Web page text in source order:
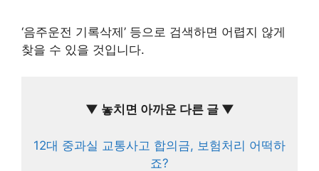
‘음주운전 기록삭제’ 등으로 검색하면 어렵지 않게
찾을 수 있을 것입니다.
▼ 놓치면 아까운 다른 글 ▼
12대 중과실 교통사고 합의금, 보험처리 어떡하
죠?